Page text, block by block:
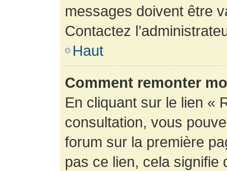
messages doivent être
Contactez
Haut
Comment remonter
En cliquant sur le lien «
consultation, vous
forum sur la première
pas ce lien, cela signifie